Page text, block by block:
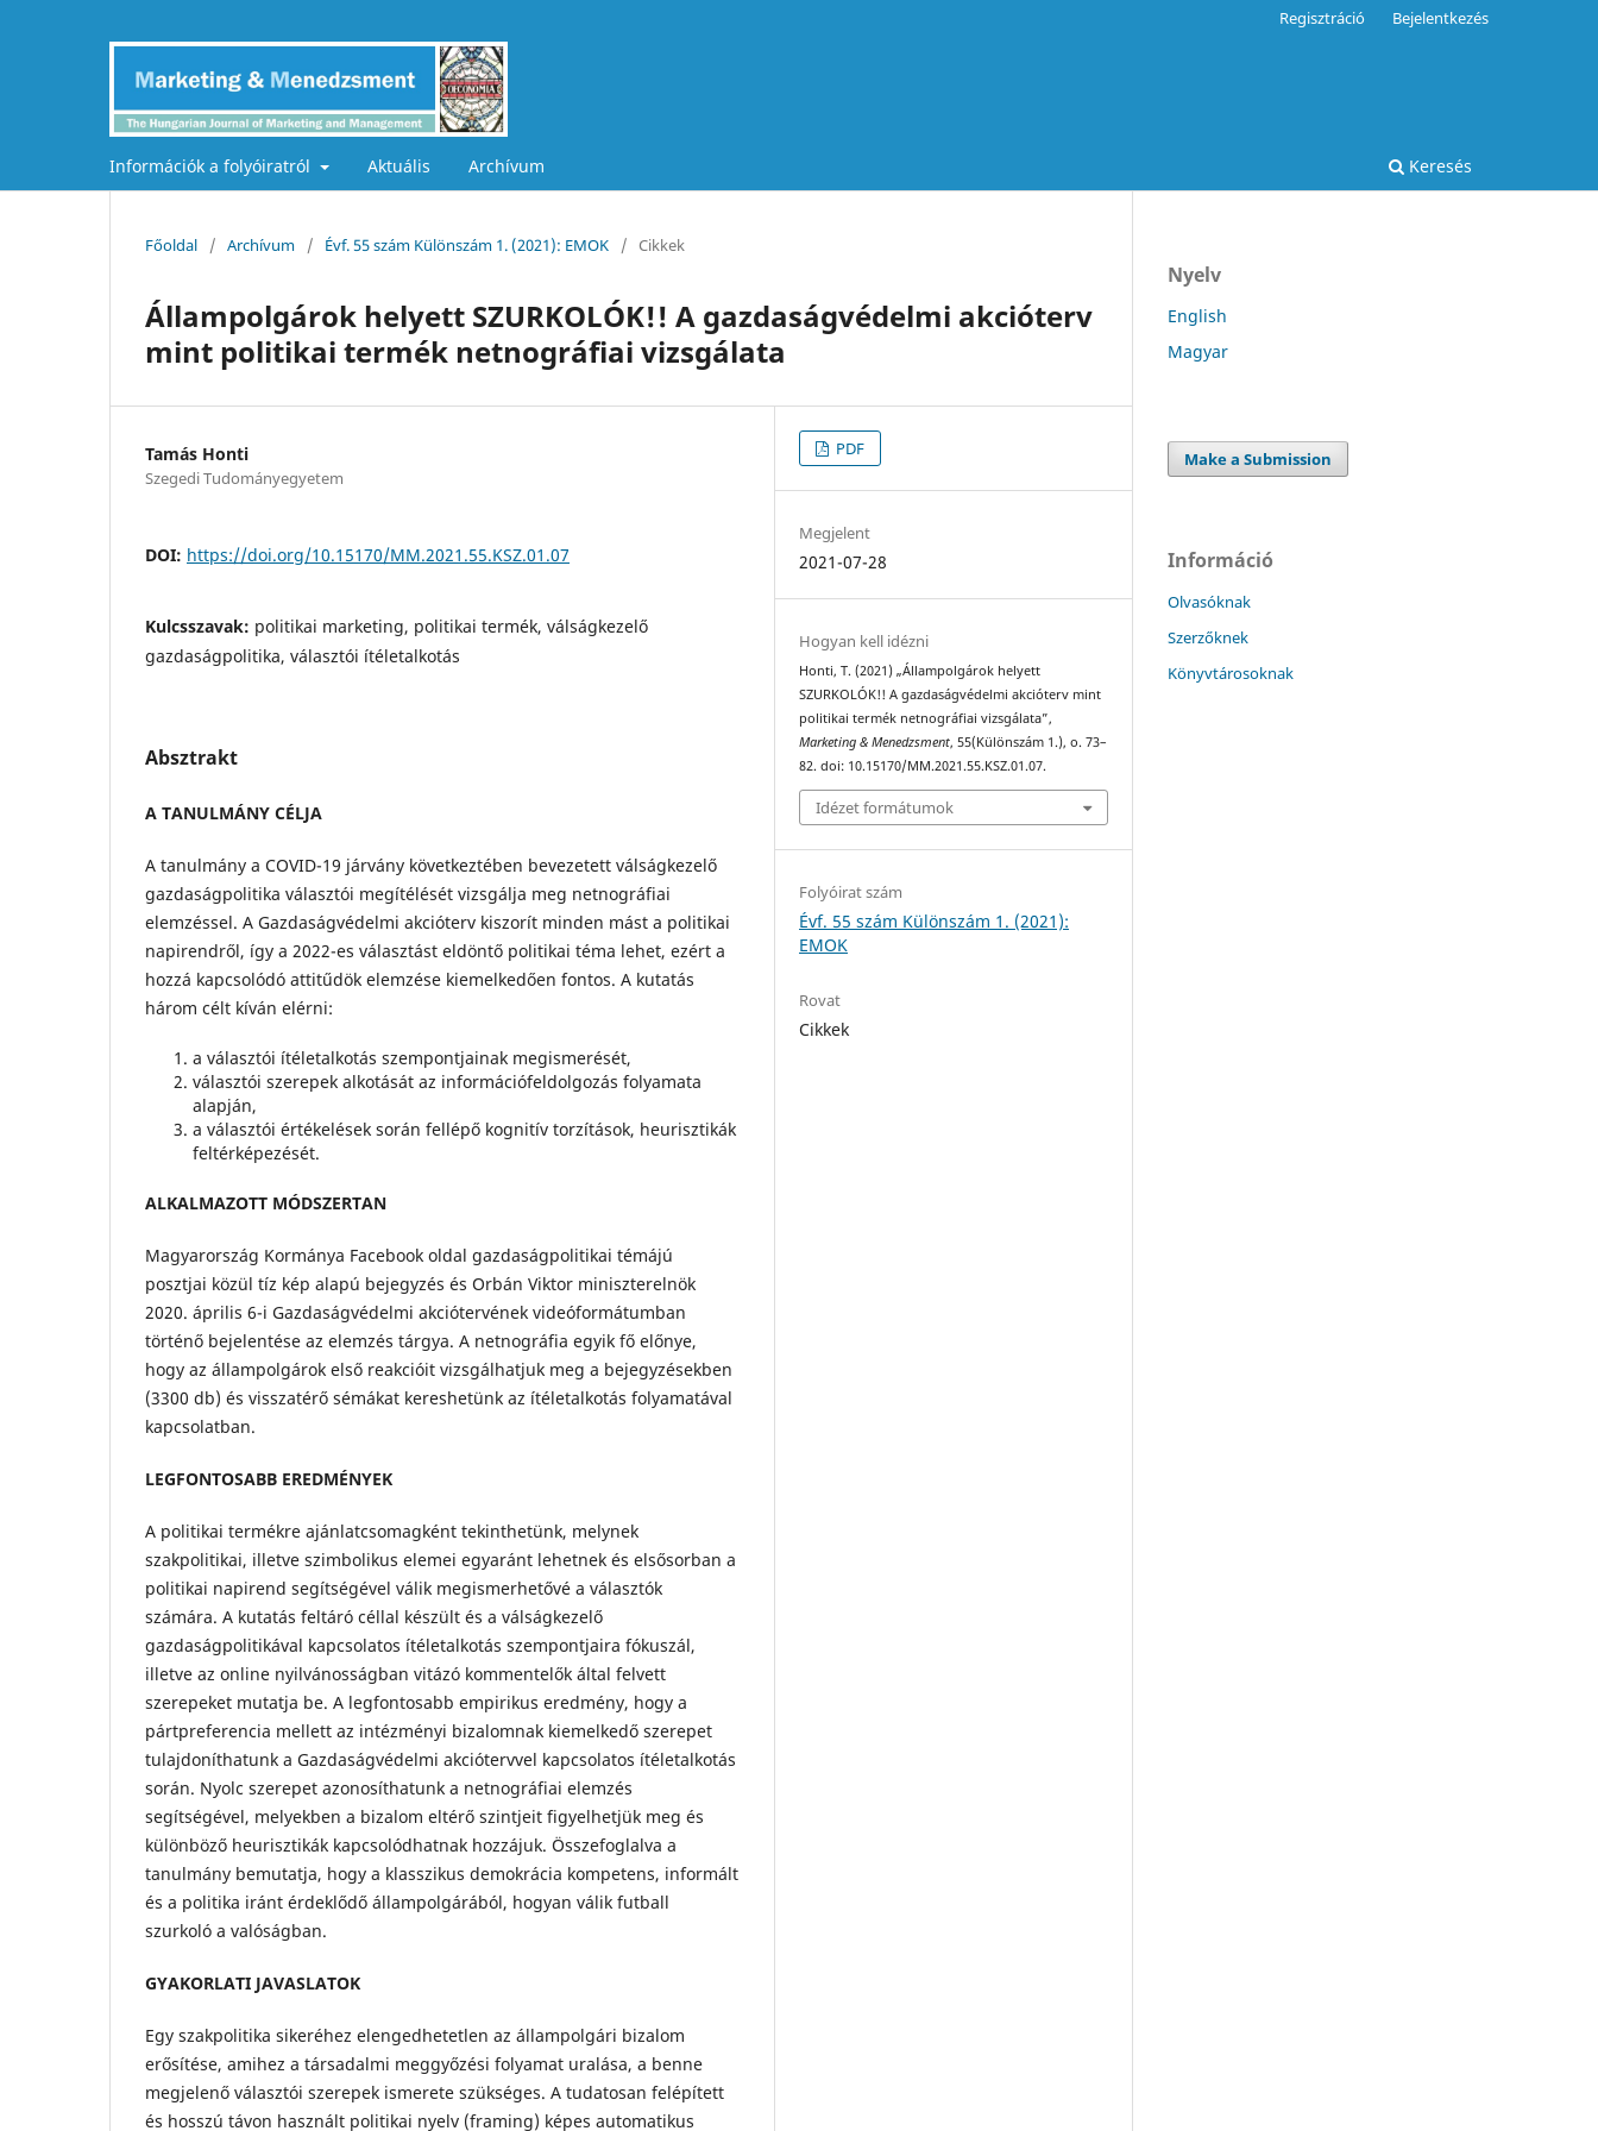
Információk a folyóiratról Aktuális Archívum Keresés
Regisztráció Bejelentkezés
Főoldal / Archívum / Évf. 55 szám Különszám 1. (2021): EMOK / Cikkek
Állampolgárok helyett SZURKOLÓK!! A gazdaságvédelmi akcióterv
mint politikai termék netnográfiai vizsgálata
Tamás Honti
Szegedi Tudományegyetem
DOI: https://doi.org/10.15170/MM.2021.55.KSZ.01.07
Kulcsszavak: politikai marketing, politikai termék, válságkezelő
gazdaságpolitika, választói ítéletalkotás
Absztrakt
A TANULMÁNY CÉLJA
A tanulmány a COVID-19 járvány következtében bevezetett válságkezelő
gazdaságpolitika választói megítélését vizsgálja meg netnográfiai
elemzéssel. A Gazdaságvédelmi akcióterv kiszorít minden mást a politikai
napirendről, így a 2022-es választást eldöntő politikai téma lehet, ezért a
hozzá kapcsolódó attitűdök elemzése kiemelkedően fontos. A kutatás
három célt kíván elérni:
a választói ítéletalkotás szempontjainak megismerését,
választói szerepek alkotását az információfeldolgozás folyamata
alapján,
a választói értékelések során fellépő kognitív torzítások, heurisztikák
feltérképezését.
ALKALMAZOTT MÓDSZERTAN
Magyarország Kormánya Facebook oldal gazdaságpolitikai témájú
posztjai közül tíz kép alapú bejegyzés és Orbán Viktor miniszterelnök
2020. április 6-i Gazdaságvédelmi akciótervének videóformátumban
történő bejelentése az elemzés tárgya. A netnográfia egyik fő előnye,
hogy az állampolgárok első reakcióit vizsgálhatjuk meg a bejegyzésekben
(3300 db) és visszatérő sémákat kereshetünk az ítéletalkotás folyamatával
kapcsolatban.
LEGFONTOSABB EREDMÉNYEK
A politikai termékre ajánlatcsomagként tekinthetünk, melynek
szakpolitikai, illetve szimbolikus elemei egyaránt lehetnek és elsősorban a
politikai napirend segítségével válik megismerhetővé a választók
számára. A kutatás feltáró céllal készült és a válságkezelő
gazdaságpolitikával kapcsolatos ítéletalkotás szempontjaira fókuszál,
illetve az online nyilvánosságban vitázó kommentelők által felvett
szerepeket mutatja be. A legfontosabb empirikus eredmény, hogy a
pártpreferencia mellett az intézményi bizalomnak kiemelkedő szerepet
tulajdoníthatunk a Gazdaságvédelmi akciótervvel kapcsolatos ítéletalkotás
során. Nyolc szerepet azonosíthatunk a netnográfiai elemzés
segítségével, melyekben a bizalom eltérő szintjeit figyelhetjük meg és
különböző heurisztikák kapcsolódhatnak hozzájuk. Összefoglalva a
tanulmány bemutatja, hogy a klasszikus demokrácia kompetens, informált
és a politika iránt érdeklődő állampolgárából, hogyan válik futball
szurkoló a valóságban.
GYAKORLATI JAVASLATOK
Egy szakpolitika sikeréhez elengedhetetlen az állampolgári bizalom
erősítése, amihez a társadalmi meggyőzési folyamat uralása, a benne
megjelenő választói szerepek ismerete szükséges. A tudatosan felépített
és hosszú távon használt politikai nyelv (framing) képes automatikus
PDF
Megjelent
2021-07-28
Hogyan kell idézni
Honti, T. (2021) „Állampolgárok helyett
SZURKOLÓK!! A gazdaságvédelmi akcióterv mint
politikai termék netnográfiai vizsgálata”,
Marketing & Menedzsment, 55(Különszám 1.), o. 73–
82. doi: 10.15170/MM.2021.55.KSZ.01.07.
Idézet formátumok
Folyóirat szám
Évf. 55 szám Különszám 1. (2021):
EMOK
Rovat
Cikkek
Nyelv
English
Magyar
Make a Submission
Információ
Olvasóknak
Szerzőknek
Könyvtárosoknak